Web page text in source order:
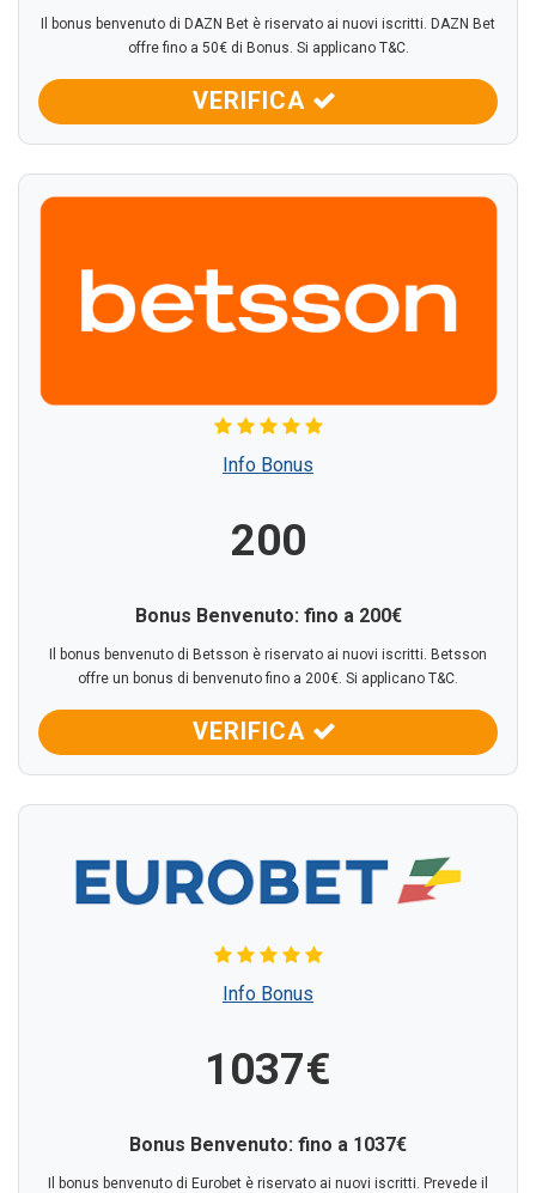
Il bonus benvenuto di DAZN Bet è riservato ai nuovi iscritti. DAZN Bet
offre fino a 50€ di Bonus. Si applicano T&C.
VERIFICA
Info Bonus
200
Bonus Benvenuto: fino a 200€
Il bonus benvenuto di Betsson è riservato ai nuovi iscritti. Betsson
offre un bonus di benvenuto fino a 200€. Si applicano T&C.
VERIFICA
Info Bonus
1037€
Bonus Benvenuto: fino a 1037€
Il bonus benvenuto di Eurobet è riservato ai nuovi iscritti. Prevede il